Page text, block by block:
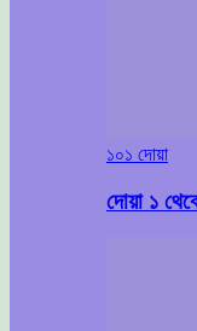
১০১ দোয়া
দোয়া ১